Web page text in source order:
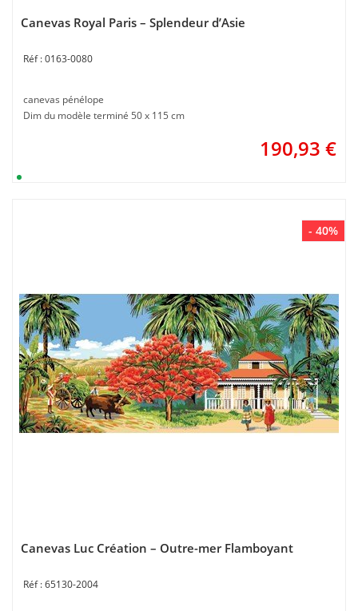
Canevas Royal Paris – Splendeur d’Asie
0163-0080
canevas pénélope
Dim du modèle terminé 50 x 115 cm
190,93 €
- 40%
Canevas Luc Création – Outre-mer Flamboyant
65130-2004